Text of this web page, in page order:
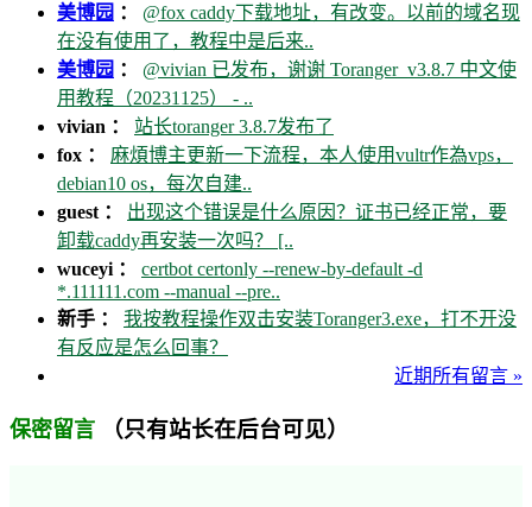
美博园 ： @fox caddy下载地址，有改变。以前的域名现
在没有使用了，教程中是后来..
美博园 ： @vivian 已发布，谢谢 Toranger_v3.8.7 中文使
用教程（20231125） - ..
vivian ： 站长toranger 3.8.7发布了
fox ： 麻煩博主更新一下流程，本人使用vultr作為vps，
debian10 os，每次自建..
guest ： 出现这个错误是什么原因？证书已经正常，要
卸载caddy再安装一次吗？ [..
wuceyi ： certbot certonly --renew-by-default -d
*.111111.com --manual --pre..
新手 ： 我按教程操作双击安装Toranger3.exe，打不开没
有反应是怎么回事？
近期所有留言 »
保密留言 （只有站长在后台可见）